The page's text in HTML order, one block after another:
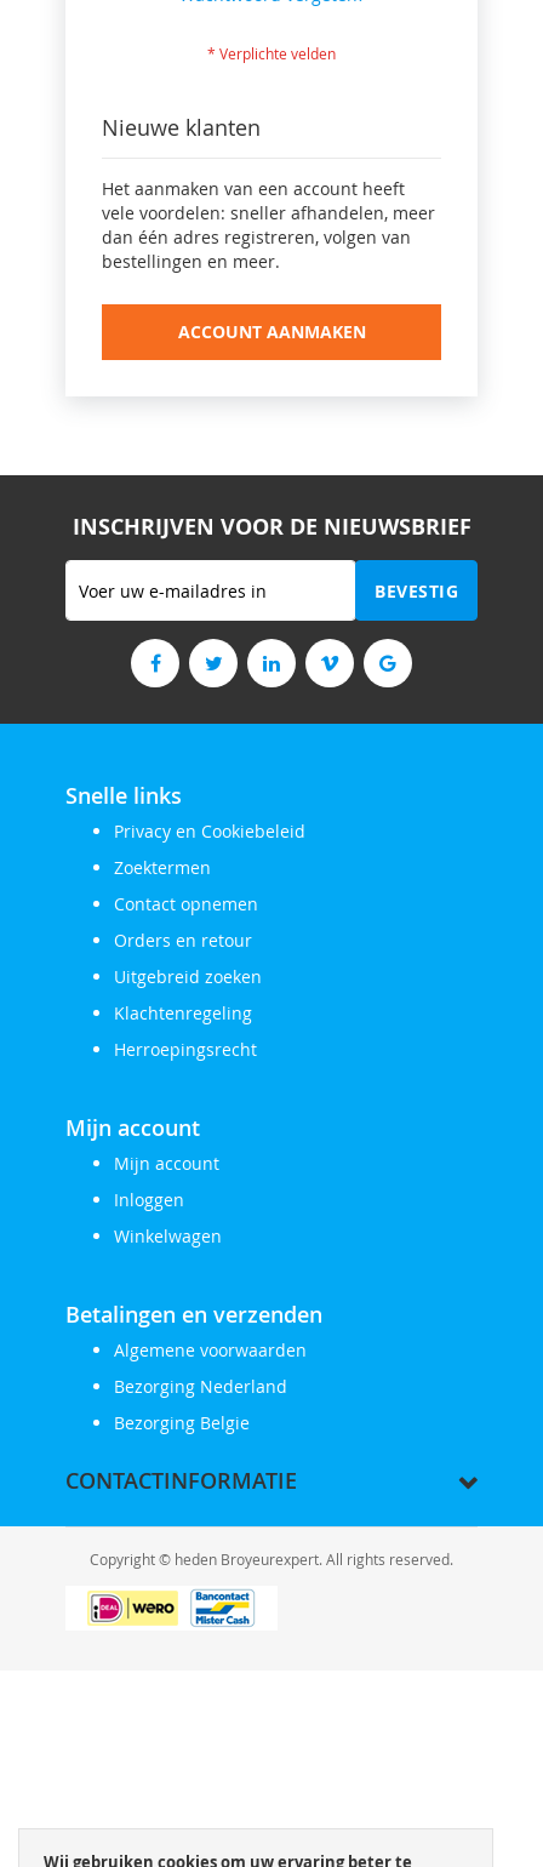
Wij gebruiken cookies om uw ervaring beter te
Nieuwe klanten
Het aanmaken van een account heeft
vele voordelen: sneller afhandelen, meer
dan één adres registreren, volgen van
bestellingen en meer.
ACCOUNT AANMAKEN
INSCHRIJVEN VOOR DE NIEUWSBRIEF
Abonneer
op
nieuwsbrief
BEVESTIG
Snelle links
Privacy en Cookiebeleid
Zoektermen
Contact opnemen
Orders en retour
Uitgebreid zoeken
Klachtenregeling
Herroepingsrecht
Mijn account
Mijn account
Inloggen
Winkelwagen
Betalingen en verzenden
Algemene voorwaarden
Bezorging Nederland
Bezorging Belgie
CONTACTINFORMATIE
Copyright © heden Broyeurexpert. All rights reserved.